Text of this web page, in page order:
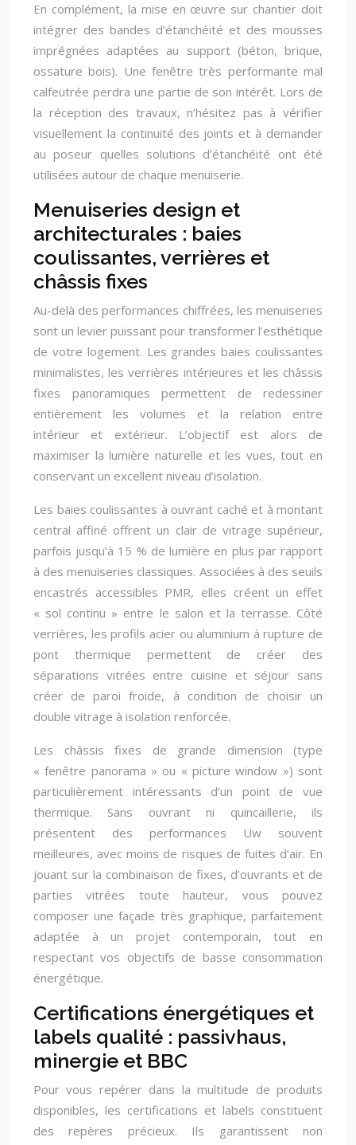
En complément, la mise en œuvre sur chantier doit
intégrer des bandes d’étanchéité et des mousses
imprégnées adaptées au support (béton, brique,
ossature bois). Une fenêtre très performante mal
calfeutrée perdra une partie de son intérêt. Lors de
la réception des travaux, n’hésitez pas à vérifier
visuellement la continuité des joints et à demander
au poseur quelles solutions d’étanchéité ont été
utilisées autour de chaque menuiserie.
Menuiseries design et
architecturales : baies
coulissantes, verrières et
châssis fixes
Au-delà des performances chiffrées, les menuiseries
sont un levier puissant pour transformer l’esthétique
de votre logement. Les grandes baies coulissantes
minimalistes, les verrières intérieures et les châssis
fixes panoramiques permettent de redessiner
entièrement les volumes et la relation entre
intérieur et extérieur. L’objectif est alors de
maximiser la lumière naturelle et les vues, tout en
conservant un excellent niveau d’isolation.
Les baies coulissantes à ouvrant caché et à montant
central affiné offrent un clair de vitrage supérieur,
parfois jusqu’à 15 % de lumière en plus par rapport
à des menuiseries classiques. Associées à des seuils
encastrés accessibles PMR, elles créent un effet
« sol continu » entre le salon et la terrasse. Côté
verrières, les profils acier ou aluminium à rupture de
pont thermique permettent de créer des
séparations vitrées entre cuisine et séjour sans
créer de paroi froide, à condition de choisir un
double vitrage à isolation renforcée.
Les châssis fixes de grande dimension (type
« fenêtre panorama » ou « picture window ») sont
particulièrement intéressants d’un point de vue
thermique. Sans ouvrant ni quincaillerie, ils
présentent des performances Uw souvent
meilleures, avec moins de risques de fuites d’air. En
jouant sur la combinaison de fixes, d’ouvrants et de
parties vitrées toute hauteur, vous pouvez
composer une façade très graphique, parfaitement
adaptée à un projet contemporain, tout en
respectant vos objectifs de basse consommation
énergétique.
Certifications énergétiques et
labels qualité : passivhaus,
minergie et BBC
Pour vous repérer dans la multitude de produits
disponibles, les certifications et labels constituent
des repères précieux. Ils garantissent non